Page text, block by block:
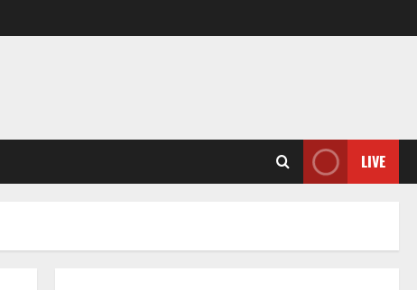
LIVE